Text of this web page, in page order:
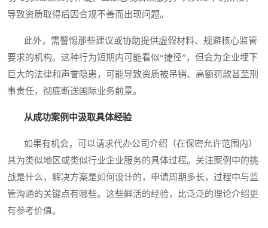
导致资质取得后因合规不善而出现问题。
此外，需警惕那些建议或协助提供虚假材料、规避核心监管
要求的机构。这种行为短期内可能看似“捷径”，但会为企业埋下
巨大的法律和声誉隐患，可能导致资质被吊销、高额罚款甚至刑
事责任，彻底断送国际业务前景。
从成功案例中汲取具体经验
如果有机会，可以请求代办公司介绍（在保密允许范围内）
其为类似地区或类似行业企业服务的具体过程。关注案例中的挑
战是什么，解决方案是如何设计的，申请周期多长，过程中与监
管沟通的关键点有哪些。这些鲜活的经验，比泛泛的理论介绍更
有参考价值。